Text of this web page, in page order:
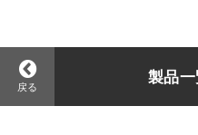
戻る 製品